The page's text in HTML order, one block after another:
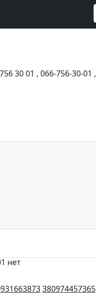
30 01 , 066-756-30-01 ,
нет
380974457365